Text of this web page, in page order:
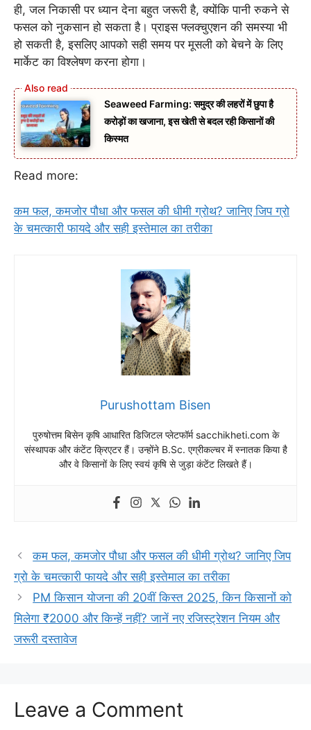
ही, जल निकासी पर ध्यान देना बहुत जरूरी है, क्योंकि पानी रुकने से
फसल को नुकसान हो सकता है। प्राइस फ्लक्चुएशन की समस्या भी
हो सकती है, इसलिए आपको सही समय पर मूसली को बेचने के लिए
मार्केट का विश्लेषण करना होगा।
Seaweed Farming: समुद्र की लहरों में छुपा है
करोड़ों का खजाना, इस खेती से बदल रही किसानों की
किस्मत
Read more:
कम फल, कमजोर पौधा और फसल की धीमी ग्रोथ? जानिए जिप ग्रो
के चमत्कारी फायदे और सही इस्तेमाल का तरीका
Purushottam Bisen
पुरुषोत्तम बिसेन कृषि आधारित डिजिटल प्लेटफॉर्म sacchikheti.com के
संस्थापक और कंटेंट क्रिएटर हैं। उन्होंने B.Sc. एग्रीकल्चर में स्नातक किया है
और वे किसानों के लिए स्वयं कृषि से जुड़ा कंटेंट लिखते हैं।
कम फल, कमजोर पौधा और फसल की धीमी ग्रोथ? जानिए जिप
ग्रो के चमत्कारी फायदे और सही इस्तेमाल का तरीका
PM किसान योजना की 20वीं किस्त 2025, किन किसानों को
मिलेगा ₹2000 और किन्हें नहीं? जानें नए रजिस्ट्रेशन नियम और
जरूरी दस्तावेज
Leave a Comment